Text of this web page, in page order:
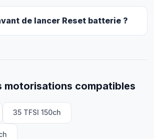
de lancer Reset batterie ?
motorisations compatibles
35 TFSI 150ch